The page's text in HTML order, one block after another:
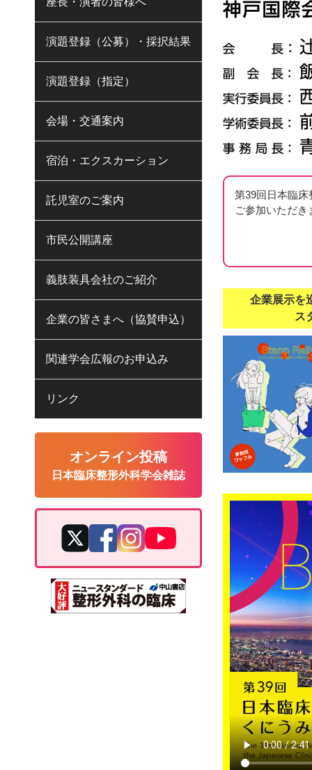
演題登録（公募）・採択結果
演題登録（指定）
会場・交通案内
宿泊・エクスカーション
託児室のご案内
市民公開講座
義肢装具会社のご紹介
企業の皆さまへ（協賛申込）
関連学会広報のお申込み
リンク
オンライン投稿
日本臨床整形外科学会雑誌
第39回日本臨
ご参加いただ
企業展示を
ス